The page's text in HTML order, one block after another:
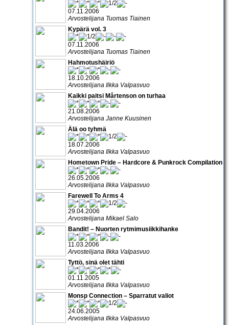
07.11.2006
Arvostelijana Tuomas Tiainen
Kypärä vol. 3
07.11.2006
Arvostelijana Tuomas Tiainen
Hahmotushäiriö
18.10.2006
Arvostelijana Ilkka Valpasvuo
Kaikki paitsi Mårtenson on turhaa
21.08.2006
Arvostelijana Janne Kuusinen
Älä oo tyhmä
18.07.2006
Arvostelijana Ilkka Valpasvuo
Hometown Pride – Hardcore & Punkrock Compilation
26.05.2006
Arvostelijana Ilkka Valpasvuo
Farewell To Arms 4
29.04.2006
Arvostelijana Mikael Salo
Bandit! – Nuorten rytmimusiikkihanke
11.03.2006
Arvostelijana Ilkka Valpasvuo
Tyttö, sinä olet tähti
01.11.2005
Arvostelijana Ilkka Valpasvuo
Monsp Connection – Sparratut valiot
24.06.2005
Arvostelijana Ilkka Valpasvuo